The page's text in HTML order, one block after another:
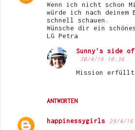
Wenn ich nicht schon
würde ich nach deinem
schnell schauen.
Wünsche dir ein schönes
LG Petra
ANTWORTEN
Sunny's side
30/4/16 10:36
Mission erfüllt.
happinessygirls 29/4/